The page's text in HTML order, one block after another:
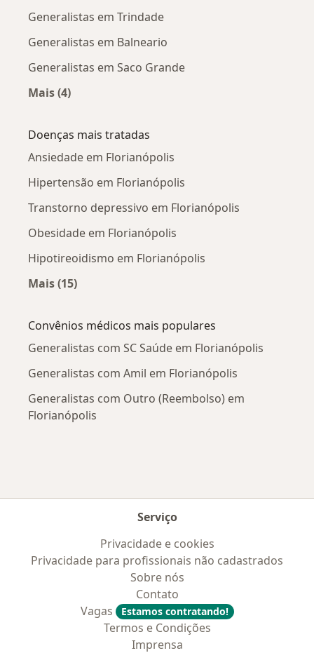
Generalistas em Trindade
Generalistas em Balneario
Generalistas em Saco Grande
Mais (4)
Doenças mais tratadas
Ansiedade em Florianópolis
Hipertensão em Florianópolis
Transtorno depressivo em Florianópolis
Obesidade em Florianópolis
Hipotireoidismo em Florianópolis
Mais (15)
Convênios médicos mais populares
Generalistas com SC Saúde em Florianópolis
Generalistas com Amil em Florianópolis
Generalistas com Outro (Reembolso) em
Florianópolis
Serviço
Privacidade e cookies
Privacidade para profissionais não cadastrados
Sobre nós
Contato
Vagas
Estamos contratando!
Termos e Condições
Imprensa